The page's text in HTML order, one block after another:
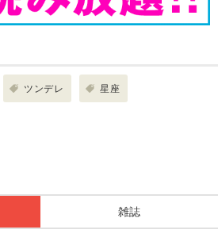
ツンデレ 星座
雑誌